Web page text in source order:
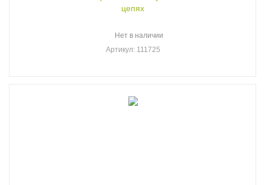
цепях
Нет в наличии
Артикул: 111725